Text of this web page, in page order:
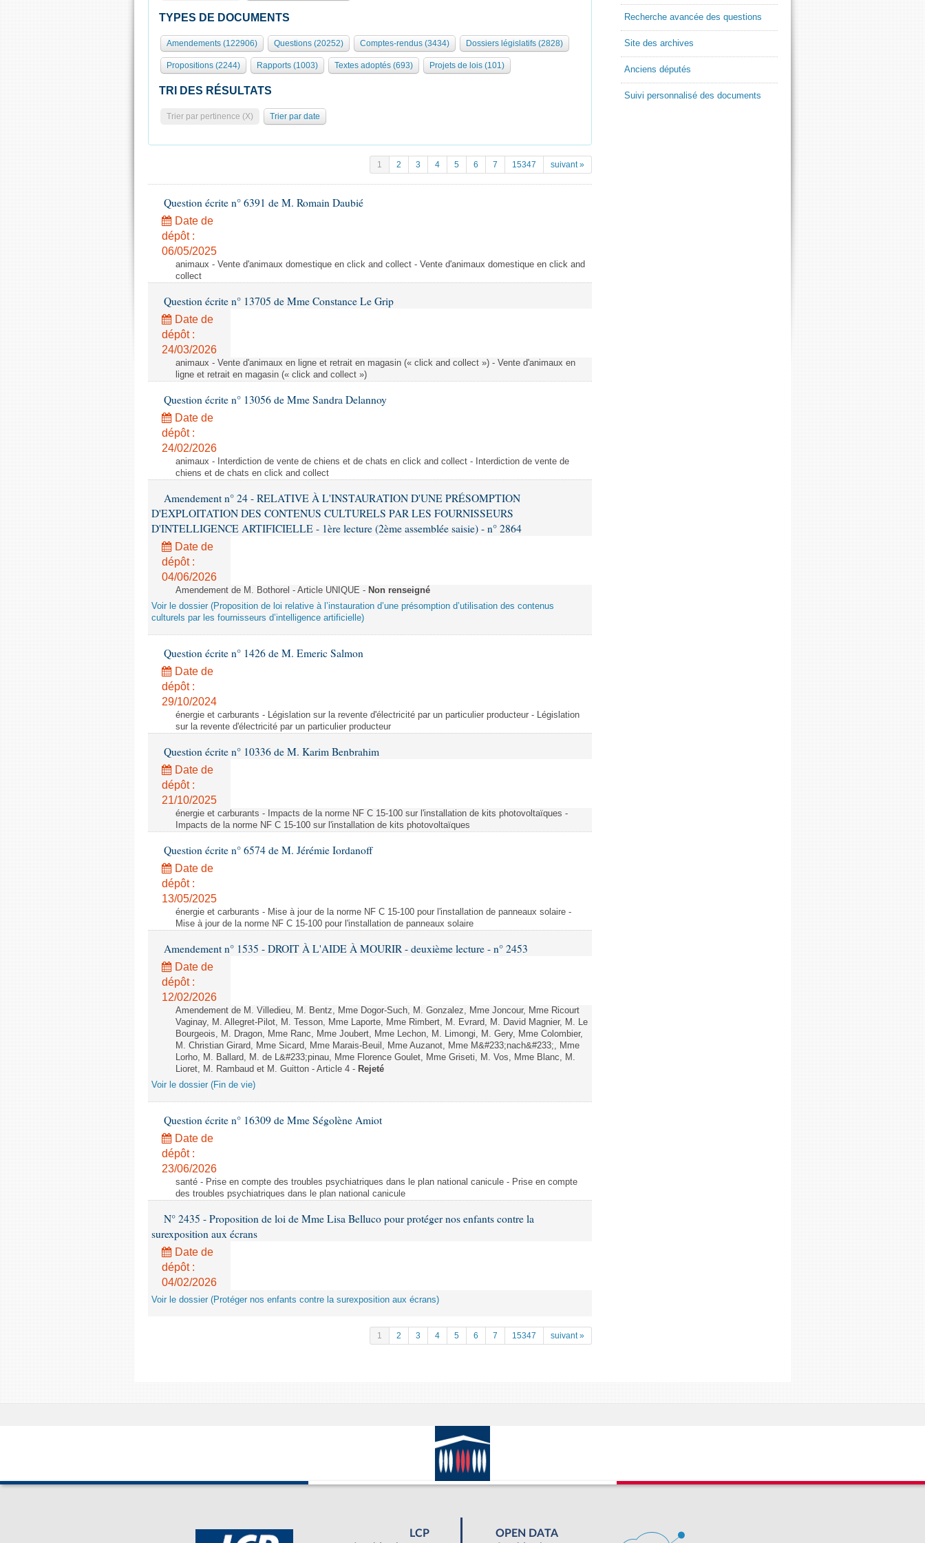
TYPES DE DOCUMENTS
Amendements (122906) Questions (20252) Comptes-rendus (3434) Dossiers législatifs (2828)
Propositions (2244) Rapports (1003) Textes adoptés (693) Projets de lois (101)
TRI DES RÉSULTATS
Trier par pertinence (X) Trier par date
1 2 3 4 5 6 7 15347 suivant »
Question écrite n° 6391 de M. Romain Daubié
Date de
dépôt :
06/05/2025
animaux - Vente d'animaux domestique en click and collect - Vente d'animaux domestique en click and
collect
Question écrite n° 13705 de Mme Constance Le Grip
Date de
dépôt :
24/03/2026
animaux - Vente d'animaux en ligne et retrait en magasin (« click and collect ») - Vente d'animaux en
ligne et retrait en magasin (« click and collect »)
Question écrite n° 13056 de Mme Sandra Delannoy
Date de
dépôt :
24/02/2026
animaux - Interdiction de vente de chiens et de chats en click and collect - Interdiction de vente de
chiens et de chats en click and collect
Amendement n° 24 - RELATIVE À L'INSTAURATION D'UNE PRÉSOMPTION
D'EXPLOITATION DES CONTENUS CULTURELS PAR LES FOURNISSEURS
D'INTELLIGENCE ARTIFICIELLE - 1ère lecture (2ème assemblée saisie) - n° 2864
Date de
dépôt :
04/06/2026
Amendement de M. Bothorel - Article UNIQUE - Non renseigné
Voir le dossier (Proposition de loi relative à l’instauration d’une présomption d’utilisation des contenus
culturels par les fournisseurs d’intelligence artificielle)
Question écrite n° 1426 de M. Emeric Salmon
Date de
dépôt :
29/10/2024
énergie et carburants - Législation sur la revente d'électricité par un particulier producteur - Législation
sur la revente d'électricité par un particulier producteur
Question écrite n° 10336 de M. Karim Benbrahim
Date de
dépôt :
21/10/2025
énergie et carburants - Impacts de la norme NF C 15-100 sur l'installation de kits photovoltaïques -
Impacts de la norme NF C 15-100 sur l'installation de kits photovoltaïques
Question écrite n° 6574 de M. Jérémie Iordanoff
Date de
dépôt :
13/05/2025
énergie et carburants - Mise à jour de la norme NF C 15-100 pour l'installation de panneaux solaire -
Mise à jour de la norme NF C 15-100 pour l'installation de panneaux solaire
Amendement n° 1535 - DROIT À L'AIDE À MOURIR - deuxième lecture - n° 2453
Date de
dépôt :
12/02/2026
Amendement de M. Villedieu, M. Bentz, Mme Dogor-Such, M. Gonzalez, Mme Joncour, Mme Ricourt
Vaginay, M. Allegret-Pilot, M. Tesson, Mme Laporte, Mme Rimbert, M. Evrard, M. David Magnier, M. Le
Bourgeois, M. Dragon, Mme Ranc, Mme Joubert, Mme Lechon, M. Limongi, M. Gery, Mme Colombier,
M. Christian Girard, Mme Sicard, Mme Marais-Beuil, Mme Auzanot, Mme M&#233;nach&#233;, Mme
Lorho, M. Ballard, M. de L&#233;pinau, Mme Florence Goulet, Mme Griseti, M. Vos, Mme Blanc, M.
Lioret, M. Rambaud et M. Guitton - Article 4 - Rejeté
Voir le dossier (Fin de vie)
Question écrite n° 16309 de Mme Ségolène Amiot
Date de
dépôt :
23/06/2026
santé - Prise en compte des troubles psychiatriques dans le plan national canicule - Prise en compte
des troubles psychiatriques dans le plan national canicule
N° 2435 - Proposition de loi de Mme Lisa Belluco pour protéger nos enfants contre la
surexposition aux écrans
Date de
dépôt :
04/02/2026
Voir le dossier (Protéger nos enfants contre la surexposition aux écrans)
1 2 3 4 5 6 7 15347 suivant »
Recherche avancée des questions
Site des archives
Anciens députés
Suivi personnalisé des documents
LCP
OPEN DATA